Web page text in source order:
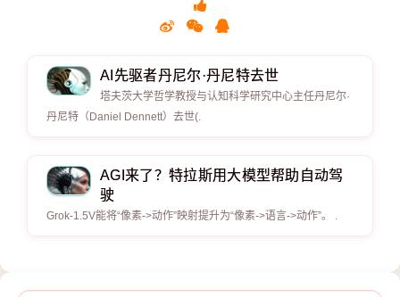
AI先驱者丹尼尔·丹尼特去世
塔夫茨大学哲学教授与认知科学研究中心主任丹尼尔·
丹尼特（Daniel Dennett）去世(.
AGI来了？特拉斯用大模型帮助自动驾
驶
Grok-1.5V能将“像素->动作”映射提升为“像素->语言->动作”。 .